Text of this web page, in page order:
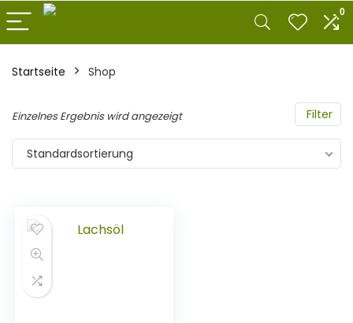
0
Startseite Shop
Filter
Einzelnes Ergebnis wird angezeigt
Standardsortierung